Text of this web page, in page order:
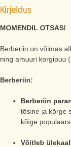
Kirjeldus
MOMENDIL OTSAS!
Berberiin on võimas
ning amuuri korgipuu
Berberiin:
Berberiin
tõsine ja kõrge
kõige
Võitleb